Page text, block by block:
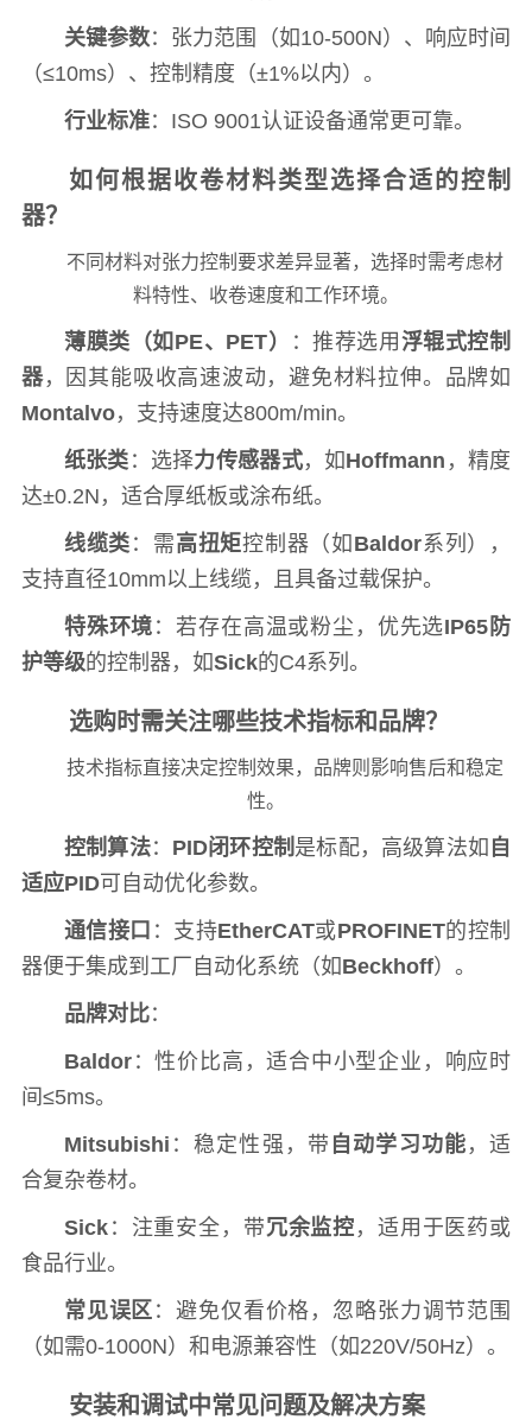
关键参数：张力范围（如10-500N）、响应时间
（≤10ms）、控制精度（±1%以内）。
行业标准：ISO 9001认证设备通常更可靠。
如何根据收卷材料类型选择合适的控制
器？
不同材料对张力控制要求差异显著，选择时需考虑材
料特性、收卷速度和工作环境。
薄膜类（如PE、PET） ：推荐选用 浮辊式控制
器，因其能吸收高速波动，避免材料拉伸。品牌如
Montalvo，支持速度达800m/min。
纸张类 ：选择力传感器式，如Hoffmann ，精度
达±0.2N，适合厚纸板或涂布纸。
线缆类 ：需高扭矩控制器（如 Baldor系列），
支持直径10mm以上线缆，且具备过载保护。
特殊环境 ：若存在高温或粉尘，优先选IP65防
护等级的控制器，如Sick的C4系列。
选购时需关注哪些技术指标和品牌？
技术指标直接决定控制效果，品牌则影响售后和稳定
性。
控制算法： PID闭环控制是标配，高级算法如 自
适应PID可自动优化参数。
通信接口 ：支持EtherCAT或PROFINET的控制
器便于集成到工厂自动化系统（如Beckhoff）。
品牌对比：
Baldor：性价比高，适合中小型企业，响应时
间≤5ms。
Mitsubishi ：稳定性强，带 自动学习功能 ，适
合复杂卷材。
Sick：注重安全，带冗余监控 ，适用于医药或
食品行业。
常见误区 ：避免仅看价格，忽略张力调节范围
（如需0-1000N）和电源兼容性（如220V/50Hz）。
安装和调试中常见问题及解决方案